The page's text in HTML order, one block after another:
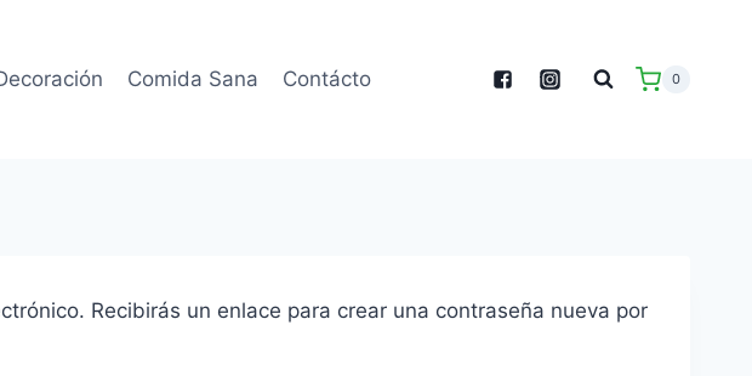
Comida Sana Contácto 0
Recibirás un enlace para crear una contraseña nueva por